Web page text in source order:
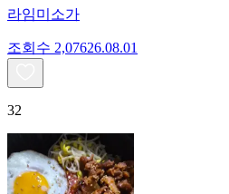
라임미소가
조회수 2,07626.08.01
32